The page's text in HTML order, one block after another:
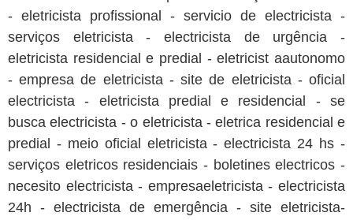
- eletricista profissional - servicio de electricista -
serviços eletricista - electricista de urgência -
eletricista residencial e predial - eletricist aautonomo
- empresa de eletricista - site de eletricista - oficial
electricista - eletricista predial e residencial - se
busca electricista - o eletricista - eletrica residencial e
predial - meio oficial eletricista - electricista 24 hs -
serviços eletricos residenciais - boletines electricos -
necesito electricista - empresaeletricista - electricista
24h - electricista de emergência - site eletricista-